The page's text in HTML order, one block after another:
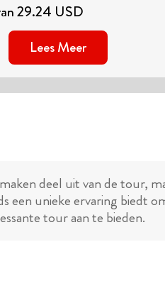
29.24 USD
Lees Meer
deel uit van de tour,
een unieke ervaring biedt
tour aan te bieden.